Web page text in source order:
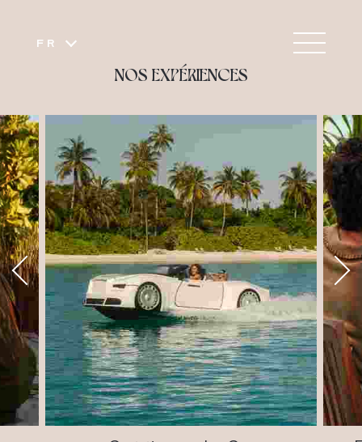
FR
NOS EXPÉRIENCES